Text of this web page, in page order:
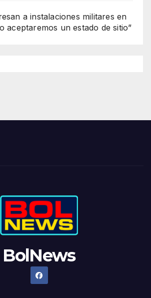
a instalaciones militares en
aceptaremos un estado de sitio”
BolNews